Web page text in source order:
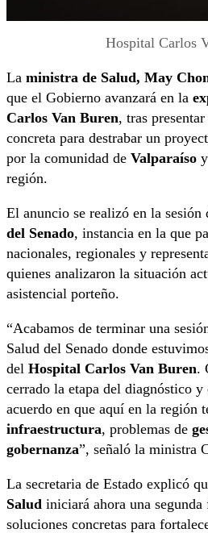
Hospital Carlos
La ministra de Salud, May
que el Gobierno avanzará en la
Carlos Van Buren, tras
concreta para destrabar un
por la comunidad de Valparaíso
región.
El anuncio se realizó en la sesión
del Senado, instancia en la que
nacionales, regionales y
quienes analizaron la situación
asistencial porteño.
“Acabamos de terminar una
Salud del Senado donde
del Hospital Carlos Van Buren.
cerrado la etapa del diagnóstico y
acuerdo en que aquí en la región
infraestructura, problemas de
gobernanza”, señaló la ministra
La secretaria de Estado explicó
Salud iniciará ahora una segunda
soluciones concretas para